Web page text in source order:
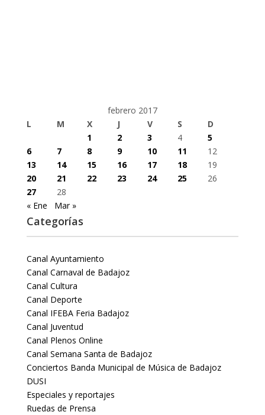
febrero 2017
L
M X J V S
D
1
2 3 4
5
6
7 8 9 10 11
12
13
14 15 16 17 18
19
20
21 22 23 24 25
26
27
28
« Ene
Mar »
Categorías
Canal Ayuntamiento
Canal Carnaval de Badajoz
Canal Cultura
Canal Deporte
Canal IFEBA Feria Badajoz
Canal Juventud
Canal Plenos Online
Canal Semana Santa de Badajoz
Conciertos Banda Municipal de Música de Badajoz
DUSI
Especiales y reportajes
Ruedas de Prensa